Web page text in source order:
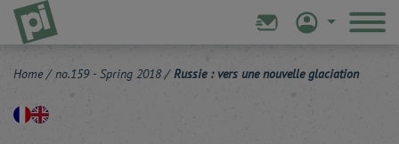
Home / no.159 - Spring 2018/ Russie : vers une nouvelle glaciation